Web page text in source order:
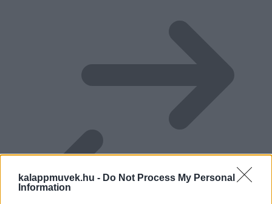
kalappmuvek.hu - Do Not Process My Personal
Information